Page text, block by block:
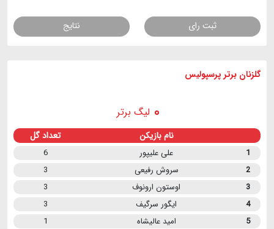
ثبت رای نتایج
گلزنان برتر پرسپولیس
لیگ برتر
نام بازیکن تعداد گل
1 علی علیپور
6
2
سروش رفیعی
3
3
اوستون ارونوف
3
4
ایگور سرگیف
3
5
امید عالیشاه
1